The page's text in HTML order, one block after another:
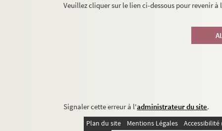
Veuillez cliquer sur le lien ci-dessous pour revenir
Signaler cette erreur à l'administrateur du site.
Plan du site Mentions Légales